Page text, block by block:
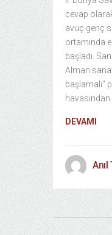
cevap
avuç genç
ortamında
başladı.
Alman
başlamalı”
DEVAMI